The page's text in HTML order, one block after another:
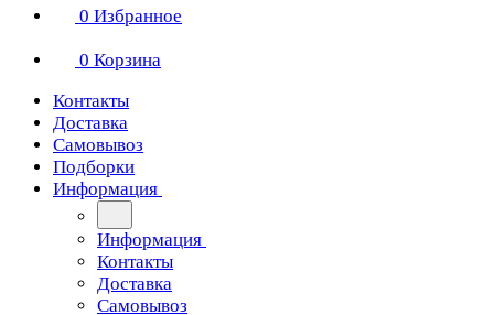
0 Избранное
0 Корзина
Контакты
Доставка
Самовывоз
Подборки
Информация
Информация
Контакты
Доставка
Самовывоз